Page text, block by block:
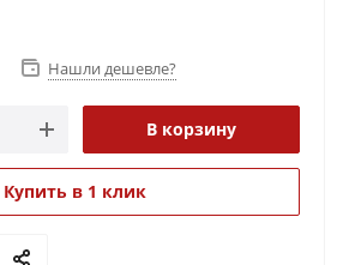
Нашли дешевле?
В корзину
Купить в 1 клик